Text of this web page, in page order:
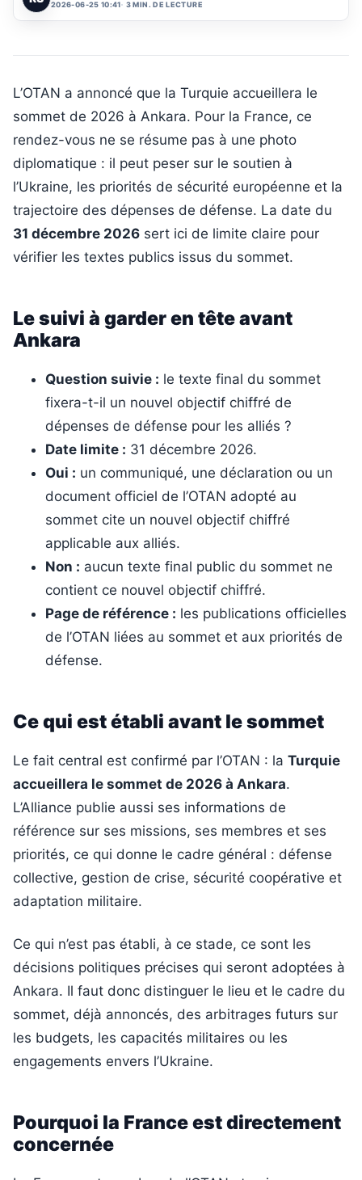
2026-06-25 10:41 3 MIN. DE LECTURE
L’OTAN a annoncé que la Turquie accueillera le
sommet de 2026 à Ankara. Pour la France, ce
rendez-vous ne se résume pas à une photo
diplomatique : il peut peser sur le soutien à
l’Ukraine, les priorités de sécurité européenne et la
trajectoire des dépenses de défense. La date du
31 décembre 2026 sert ici de limite claire pour
vérifier les textes publics issus du sommet.
Le suivi à garder en tête avant
Ankara
Question suivie : le texte final du sommet
fixera-t-il un nouvel objectif chiffré de
dépenses de défense pour les alliés ?
Date limite : 31 décembre 2026.
Oui : un communiqué, une déclaration ou un
document officiel de l’OTAN adopté au
sommet cite un nouvel objectif chiffré
applicable aux alliés.
Non : aucun texte final public du sommet ne
contient ce nouvel objectif chiffré.
Page de référence : les publications officielles
de l’OTAN liées au sommet et aux priorités de
défense.
Ce qui est établi avant le sommet
Le fait central est confirmé par l’OTAN : la Turquie
accueillera le sommet de 2026 à Ankara.
L’Alliance publie aussi ses informations de
référence sur ses missions, ses membres et ses
priorités, ce qui donne le cadre général : défense
collective, gestion de crise, sécurité coopérative et
adaptation militaire.
Ce qui n’est pas établi, à ce stade, ce sont les
décisions politiques précises qui seront adoptées à
Ankara. Il faut donc distinguer le lieu et le cadre du
sommet, déjà annoncés, des arbitrages futurs sur
les budgets, les capacités militaires ou les
engagements envers l’Ukraine.
Pourquoi la France est directement
concernée